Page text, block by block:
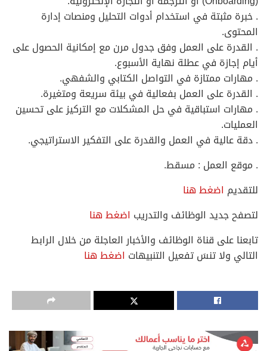
. خبرة مثبتة في استخدام أدوات التحليل ومنصات إدارة
المحتوى.
. القدرة على العمل وفق جدول مرن مع إمكانية الحصول على
أيام إجازة في عطلة نهاية الأسبوع.
. مهارات ممتازة في التواصل الكتابي والشفهي.
. القدرة على العمل بفعالية في بيئة سريعة ومتغيرة.
. مهارات استباقية في حل المشكلات مع التركيز على تحسين
العمليات.
. دقة عالية في العمل والقدرة على التفكير الاستراتيجي.
. موقع العمل : مسقط.
للتقديماضغط هنا
لتصفح جديد الوظائف والتدريباضغط هنا
تابعنا على قناة الوظائف والأخبار العاجلة من خلال الرابط
التالي ولا تنسَ تفعيل التنبيهاتاضغط هنا